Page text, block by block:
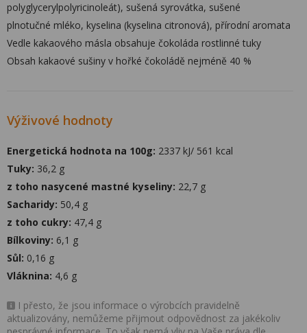
polyglycerylpolyricinoleát), sušená syrovátka, sušené
plnotučné mléko, kyselina (kyselina citronová), přírodní aromata
Vedle kakaového másla obsahuje čokoláda rostlinné tuky
Obsah kakaové sušiny v hořké čokoládě nejméně 40 %
Výživové hodnoty
Energetická hodnota na 100g: 2337 kJ/ 561 kcal
Tuky: 36,2 g
z toho nasycené mastné kyseliny: 22,7 g
Sacharidy: 50,4 g
z toho cukry: 47,4 g
Bílkoviny: 6,1 g
Sůl: 0,16 g
Vláknina: 4,6 g
I přesto, že jsou informace o výrobcích pravidelně
aktualizovány, nemůžeme přijmout odpovědnost za jakékoliv